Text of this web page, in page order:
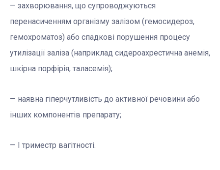
— захворювання, що супроводжуються
перенасиченням організму залізом (гемосидероз,
гемохроматоз) або спадкові порушення процесу
утилізації заліза (наприклад сидероахрестична анемія,
шкірна порфірія, таласемія);
— наявна гіперчутливість до активної речовини або
інших компонентів препарату;
— I триместр вагітності.